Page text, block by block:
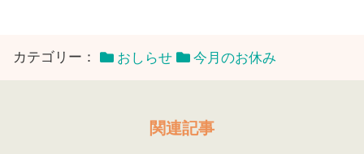
カテゴリー： おしらせ 今月のお休み
関連記事